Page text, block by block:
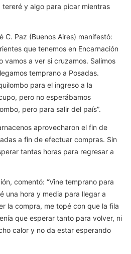
y algo para picar mientras
C. Paz (Buenos Aires) manifestó:
que tenemos en Encarnación
vamos a ver si cruzamos. Salimos
temprano a Posadas.
para el ingreso a la
pero no esperábamos
pero para salir del país”.
aprovecharon el fin de
a fin de efectuar compras. Sin
tantas horas para regresar a
comentó: “Vine temprano para
una hora y media para llegar a
la compra, me topé con que la fila
que esperar tanto para volver, ni
calor y no da estar esperando